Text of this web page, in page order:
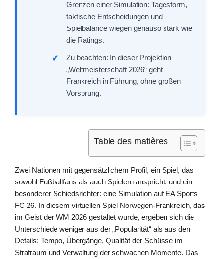
Grenzen einer Simulation: Tagesform,
taktische Entscheidungen und
Spielbalance wiegen genauso stark wie
die Ratings.
Zu beachten: In dieser Projektion
„Weltmeisterschaft 2026“ geht
Frankreich in Führung, ohne großen
Vorsprung.
Table des matières
Zwei Nationen mit gegensätzlichem Profil, ein Spiel, das
sowohl Fußballfans als auch Spielern anspricht, und ein
besonderer Schiedsrichter: eine Simulation auf EA Sports
FC 26. In diesem virtuellen Spiel Norwegen-Frankreich, das
im Geist der WM 2026 gestaltet wurde, ergeben sich die
Unterschiede weniger aus der „Popularität“ als aus den
Details: Tempo, Übergänge, Qualität der Schüsse im
Strafraum und Verwaltung der schwachen Momente. Das